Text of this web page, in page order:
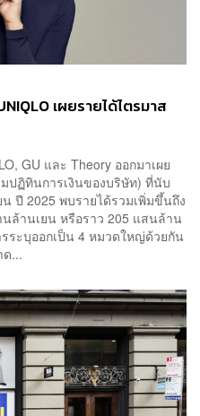
เผยรายได้ไตรมาส
GU และ Theory ออกมาเผย
ปฏิทินการเงินของบริษัท) ที่นับ
ปี 2025 พบรายได้รวมเพิ่มขึ้นถึง
ล้านเยน หรือราว 205 แสนล้าน
ะบุออกเป็น 4 หมวดใหญ่ด้วยกัน
ด...